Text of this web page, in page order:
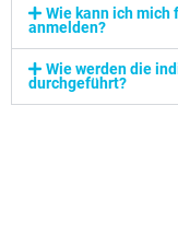
Wie kann ich
anmelden?
Wie werden die
durchgeführt?